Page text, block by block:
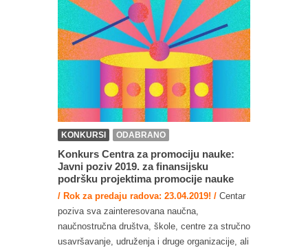
KONKURSI ODABRANO
Konkurs Centra za promociju nauke:
Javni poziv 2019. za finansijsku
podršku projektima promocije nauke
/ Rok za predaju radova: 23.04.2019! / Centar
poziva sva zainteresovana naučna,
naučnostručna društva, škole, centre za stručno
usavršavanje, udruženja i druge organizacije, ali